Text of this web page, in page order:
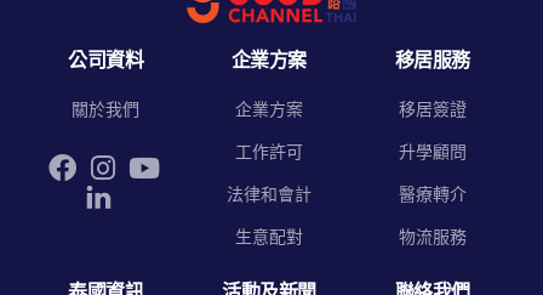
公司資料
關於我們
企業方案
企業方案
工作許可
法律和會計
生意配對
移居服務
移居簽證
升學顧問
醫療轉介
物流服務